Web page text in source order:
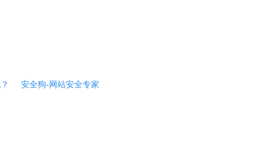
安全狗-网站安全专家